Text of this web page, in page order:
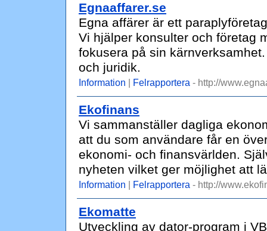
Egnaaffarer.se
Egna affärer är ett
Vi hjälper konsulter och företag
fokusera på sin
och juridik.
Information | Felrapportera - http://
Ekofinans
Vi sammanställer dagliga
att du som användare får en
ekonomi- och finansvärlden.
nyheten vilket ger möjlighet att
Information | Felrapportera - http://
Ekomatte
Utveckling av dator-program i